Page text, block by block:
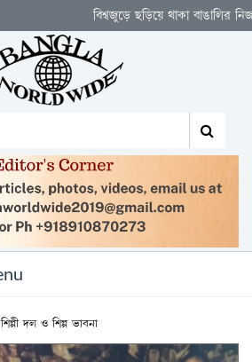
বিশ্বজুড়ে ছড়িয়ে থাকা বাঙালির নিজস্ব মঞ্চ
শিল্পী দল ও শিল্প ভাবনা